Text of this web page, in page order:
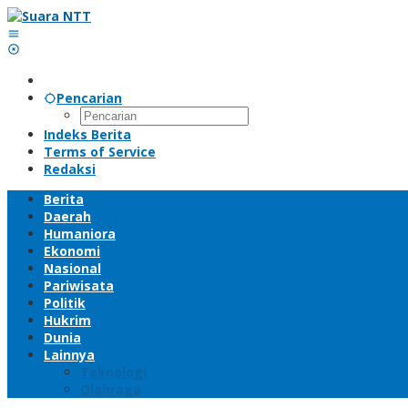
Lewati
ke
konten
Pencarian
Indeks Berita
Terms of Service
Redaksi
Berita
Daerah
Humaniora
Ekonomi
Nasional
Pariwisata
Politik
Hukrim
Dunia
Lainnya
Teknologi
Olahraga